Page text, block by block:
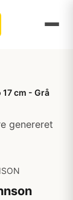
cm - Grå
genereret